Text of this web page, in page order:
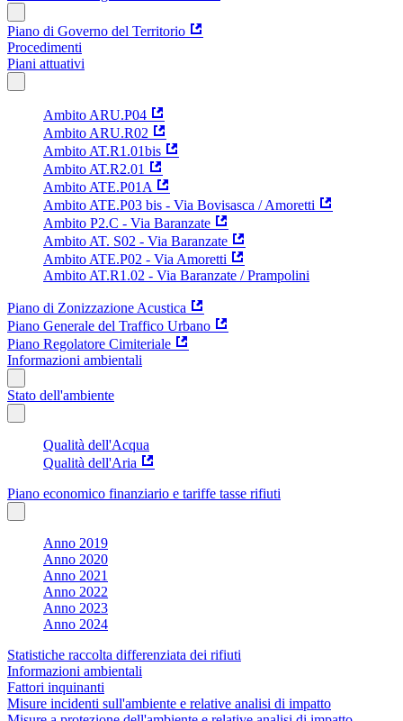
Piano di Governo del Territorio
Procedimenti
Piani attuativi
Ambito ARU.P04
Ambito ARU.R02
Ambito AT.R1.01bis
Ambito AT.R2.01
Ambito ATE.P01A
Ambito ATE.P03 bis - Via Bovisasca / Amoretti
Ambito P2.C - Via Baranzate
Ambito AT. S02 - Via Baranzate
Ambito ATE.P02 - Via Amoretti
Ambito AT.R1.02 - Via Baranzate / Prampolini
Piano di Zonizzazione Acustica
Piano Generale del Traffico Urbano
Piano Regolatore Cimiteriale
Informazioni ambientali
Stato dell'ambiente
Qualità dell'Acqua
Qualità dell'Aria
Piano economico finanziario e tariffe tasse rifiuti
Anno 2019
Anno 2020
Anno 2021
Anno 2022
Anno 2023
Anno 2024
Statistiche raccolta differenziata dei rifiuti
Informazioni ambientali
Fattori inquinanti
Misure incidenti sull'ambiente e relative analisi di impatto